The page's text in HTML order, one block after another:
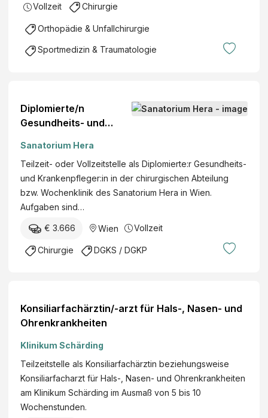
r
I
n
e
r
e
M
/
C
i
r
u
r
g
t
c
d
i
s
t
e
t
e
n
b
h
n
e
n
Vollzeit Chirurgie
Orthopädie & Unfallchirurgie
Sportmedizin & Traumatologie
Diplomierte/n
Gesundheits- und
Chirurgische
Abteilung/Wochenklini
k
Sanatorium Hera
Teilzeit- oder Vollzeitstelle als Diplomierte:r Gesundheits-
und Krankenpfleger:in in der chirurgischen Abteilung
bzw. Wochenklinik des Sanatorium Hera in Wien.
Aufgaben sind…
€ 3.666 Wien Vollzeit
Chirurgie DGKS / DGKP
Konsiliarfachärztin/-arzt für Hals-, Nasen- und
Ohrenkrankheiten
Klinikum Schärding
Teilzeitstelle als Konsiliarfachärztin beziehungsweise
Konsiliarfacharzt für Hals-, Nasen- und Ohrenkrankheiten
am Klinikum Schärding im Ausmaß von 5 bis 10
Wochenstunden.